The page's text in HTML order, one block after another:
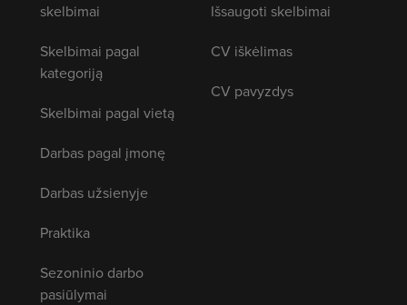
skelbimai
Skelbimai pagal
kategoriją
Skelbimai pagal vietą
Darbas pagal įmonę
Darbas užsienyje
Praktika
Sezoninio darbo
pasiūlymai
Išsaugoti skelbimai
CV iškėlimas
CV pavyzdys